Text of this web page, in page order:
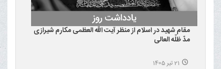
مقام شهید در اسلام از منظر آیت الله العظمی مکارم شیرازی
مدّ ظلّه العالی
21 تیر 1405